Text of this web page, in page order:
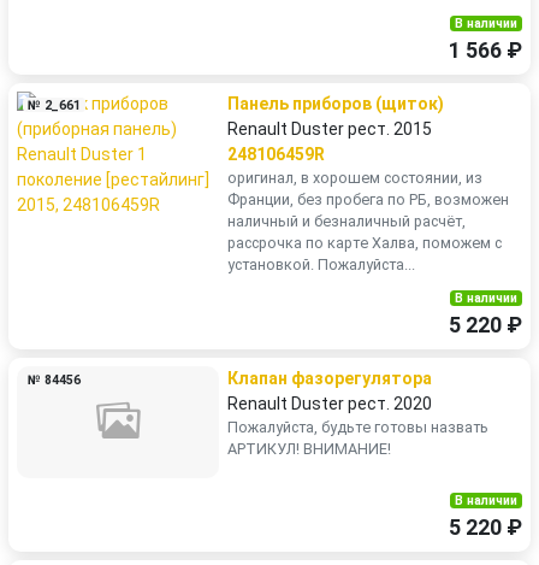
В наличии
1 566 ₽
№ 2_661
Панель приборов (щиток)
Renault Duster рест. 2015
248106459R
оригинал, в хорошем состоянии, из
Франции, без пробега по РБ, возможен
наличный и безналичный расчёт,
рассрочка по карте Халва, поможем с
установкой. Пожалуйста...
В наличии
5 220 ₽
№ 84456
Клапан фазорегулятора
Renault Duster рест. 2020
Пожалуйста, будьте готовы назвать
АРТИКУЛ! ВНИМАНИЕ!
В наличии
5 220 ₽